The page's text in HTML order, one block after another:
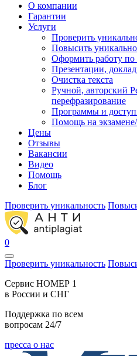
О компании
Гарантии
Услуги
Проверить
Повысить
Оформить работу
Презентации,
Очистка текста
Ручной, авторский
перефразирование
Программы и
Помощь на
Цены
Отзывы
Вакансии
Видео
Помощь
Блог
Проверить уникальность
0
Проверить уникальность
Cервис НОМЕР 1
в России и СНГ
Поддержка по всем
вопросам 24/7
пресса о нас